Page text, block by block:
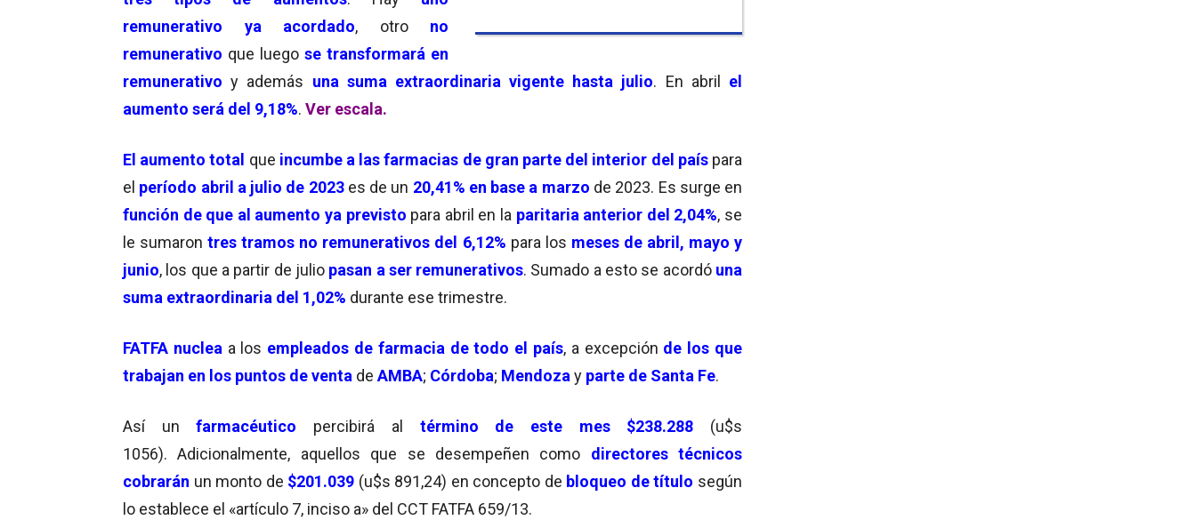
remunerativo ya acordado, otrono
remunerativo que luego se transformará en
remunerativo y además una suma extraordinaria vigente hasta julio. En abril el
aumento será del 9,18%. Ver escala.
El aumento total que incumbe a las farmacias de gran parte del interior del paíspara
el período abril a julio de 2023es de un 20,41% en base a marzo de 2023. Es surge en
función de que al aumento ya previsto para abril en la paritaria anterior del 2,04%, se
le sumarontres tramos no remunerativos del 6,12% para los meses de abril, mayo y
junio, los que a partir de julio pasan a ser remunerativos. Sumado a esto se acordó una
suma extraordinaria del 1,02% durante ese trimestre.
FATFA nuclea a los empleados de farmacia de todo el país, a excepción de los que
trabajan en los puntos de venta de AMBA; Córdoba; Mendoza y parte de Santa Fe.
Así unfarmacéutico percibirá al término de este mes $238.288 (u$s
1056). Adicionalmente, aquellos que se desempeñen como directores técnicos
cobrarán un monto de $201.039 (u$s 891,24) en concepto de bloqueo de título según
lo establece el «artículo 7, inciso a» del CCT FATFA 659/13.